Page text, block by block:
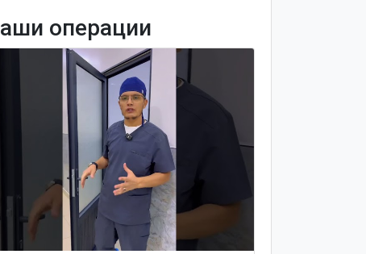
операции